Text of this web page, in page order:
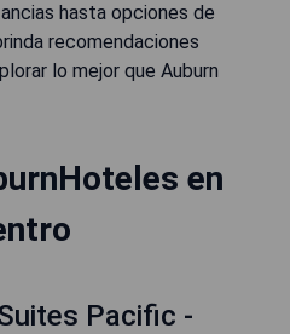
hasta opciones de
recomendaciones
lo mejor que Auburn
en
Pacific -